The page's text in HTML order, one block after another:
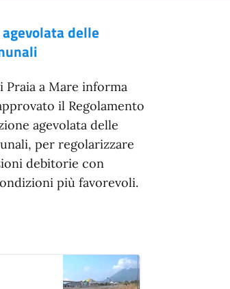
delle
Praia a Mare informa
il Regolamento
agevolata delle
per regolarizzare
debitorie con
più favorevoli.